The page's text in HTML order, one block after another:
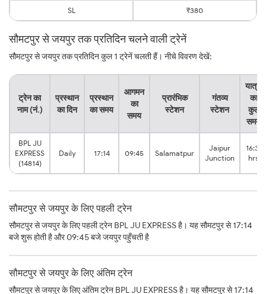
SL ₹380
सौमटपुर से जयपुर तक प्रतिदिन चलने वाली ट्रेनें
सौमटपुर से जयपुर तक प्रतिदिन कुल 1 ट्रेनें चलती हैं। नीचे विवरण देखें:
ट्रेन का
नाम (नं.)
प्रस्थान
का दिन
प्रस्थान
का समय
आगमन
का
समय
प्रारंभिक
स्टेशन
गंतव्य
स्टेशन
यात्रा
का
कुल
समय
BPL JU
EXPRESS
(14814)
Daily 17:14 09:45 Salamatpur
Jaipur
Junction
16:31
hrs
सौमटपुर से जयपुर के लिए पहली ट्रेन
सौमटपुर से जयपुर के लिए पहली ट्रेन BPL JU EXPRESS है। यह सौमटपुर से 17:14
बजे शुरू होती है और 09:45 बजे जयपुर पहुँचती है
सौमटपुर से जयपुर के लिए अंतिम ट्रेन
सौमटपुर से जयपुर के लिए अंतिम ट्रेन BPL JU EXPRESS है। यह सौमटपुर से 17:14